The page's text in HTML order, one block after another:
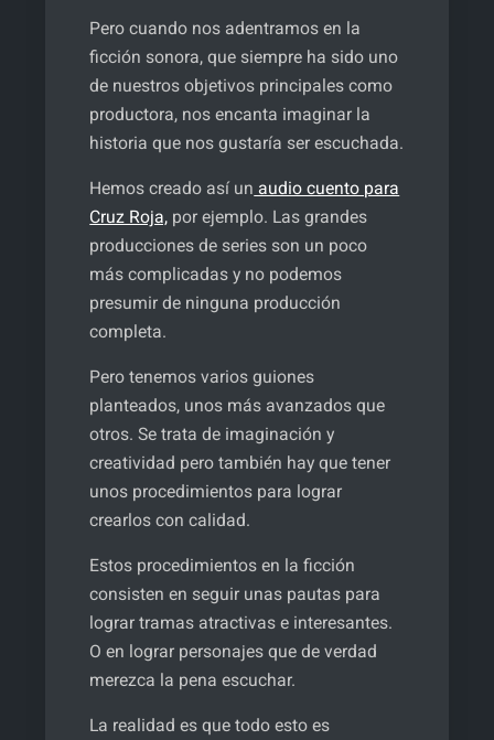
Pero cuando nos adentramos en la
ficción sonora, que siempre ha sido uno
de nuestros objetivos principales como
productora, nos encanta imaginar la
historia que nos gustaría ser escuchada.
Hemos creado así unaudio cuento para
Cruz Roja, por ejemplo. Las grandes
producciones de series son un poco
más complicadas y no podemos
presumir de ninguna producción
completa.
Pero tenemos varios guiones
planteados, unos más avanzados que
otros. Se trata de imaginación y
creatividad pero también hay que tener
unos procedimientos para lograr
crearlos con calidad.
Estos procedimientos en la ficción
consisten en seguir unas pautas para
lograr tramas atractivas e interesantes.
O en lograr personajes que de verdad
merezca la pena escuchar.
La realidad es que todo esto es